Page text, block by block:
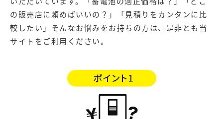
の販売店に頼めばいいの？」「見積りをカンタンに比
較したい」そんなお悩みをお持ちの方は、是非とも当
サイトをご利用ください。